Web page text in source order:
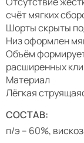
счёт мягких
Шорты скрыты
Низ оформлен
Объём
расширенных
Материал
Лёгкая
СОСТАВ:
п/э – 60%,